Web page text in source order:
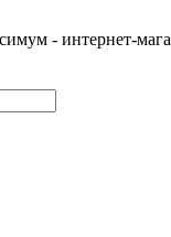
- интернет-